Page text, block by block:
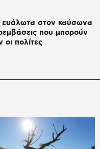
ευάλωτα στον καύσωνα
που μπορούν
πολίτες